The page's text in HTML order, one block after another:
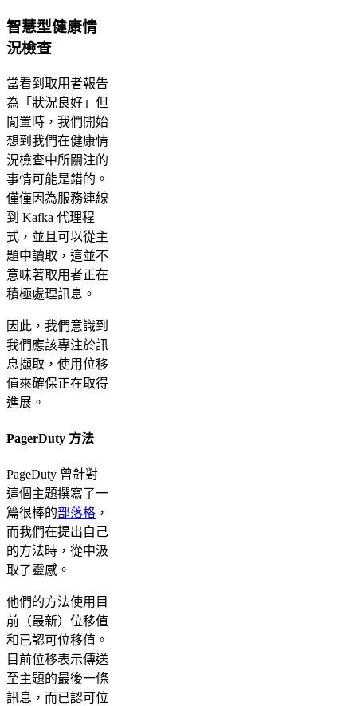
智慧型健康情
況檢查
當看到取用者報告
為「狀況良好」但
閒置時，我們開始
想到我們在健康情
況檢查中所關注的
事情可能是錯的。
僅僅因為服務連線
到 Kafka 代理程
式，並且可以從主
題中讀取，這並不
意味著取用者正在
積極處理訊息。
因此，我們意識到
我們應該專注於訊
息擷取，使用位移
值來確保正在取得
進展。
PagerDuty 方法
PageDuty 曾針對
這個主題撰寫了一
篇很棒的部落格 ，
而我們在提出自己
的方法時，從中汲
取了靈感。
他們的方法使用目
前（最新）位移值
和已認可位移值。
目前位移表示傳送
至主題的最後一條
訊息，而已認可位